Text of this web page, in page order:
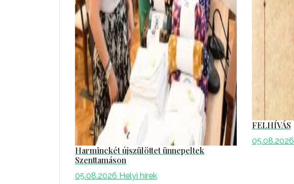
Harminckét újszülöttet ünnepeltek
Szenttamáson
05.08.2026 Helyi hírek
FELHÍVÁS
05.08.2026